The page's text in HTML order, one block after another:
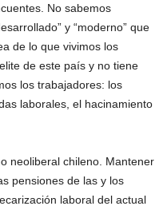
No sabemos
y “moderno” que
de lo que vivimos los
de este país y no tiene
los trabajadores: los
laborales, el hacinamiento
neoliberal chileno. Mantener
pensiones de las y los
laboral del actual